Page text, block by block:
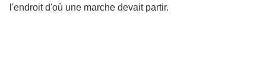
l'endroit d'où une marche devait partir.